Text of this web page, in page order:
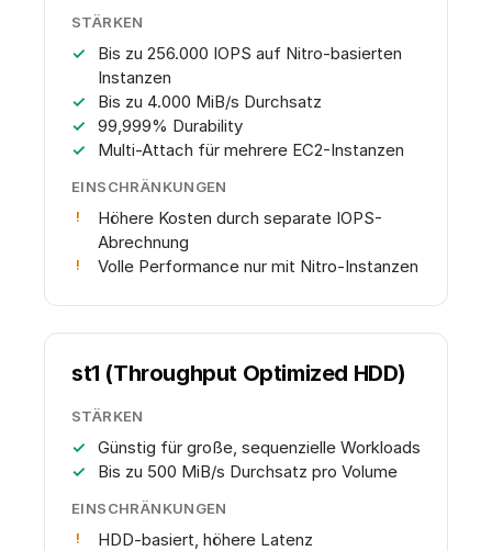
STÄRKEN
Bis zu 256.000 IOPS auf Nitro-basierten
Instanzen
Bis zu 4.000 MiB/s Durchsatz
99,999% Durability
Multi-Attach für mehrere EC2-Instanzen
EINSCHRÄNKUNGEN
Höhere Kosten durch separate IOPS-
Abrechnung
Volle Performance nur mit Nitro-Instanzen
st1 (Throughput Optimized HDD)
STÄRKEN
Günstig für große, sequenzielle Workloads
Bis zu 500 MiB/s Durchsatz pro Volume
EINSCHRÄNKUNGEN
HDD-basiert, höhere Latenz